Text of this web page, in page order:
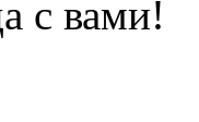
с вами!